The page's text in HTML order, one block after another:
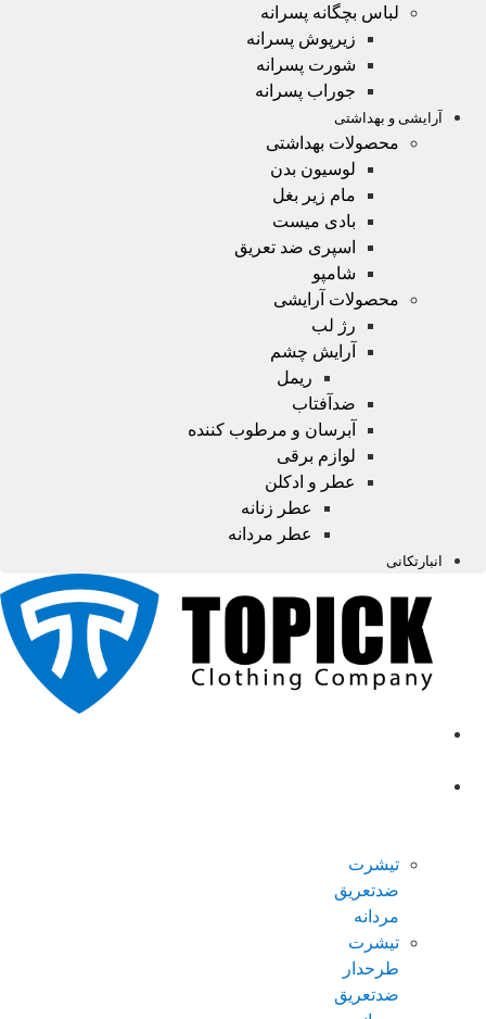
لباس بچگانه پسرانه
زیرپوش پسرانه
شورت پسرانه
جوراب پسرانه
آرایشی و بهداشتی
محصولات بهداشتی
لوسیون بدن
مام زیر بغل
بادی میست
اسپری ضد تعریق
شامپو
محصولات آرایشی
رژ لب
آرایش چشم
ریمل
ضدآفتاب
آبرسان و مرطوب کننده
لوازم برقی
عطر و ادکلن
عطر زنانه
عطر مردانه
انبارتکانی
تیشرت
ضدتعریق
مردانه
تیشرت
طرحدار
ضدتعریق